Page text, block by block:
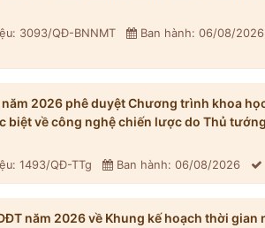
3093/QĐ-BNNMT Ban hành: 06/08/2026
2026 phê duyệt Chương trình khoa
biệt về công nghệ chiến lược do Thủ
1493/QĐ-TTg Ban hành: 06/08/2026
năm 2026 về Khung kế hoạch thời gian